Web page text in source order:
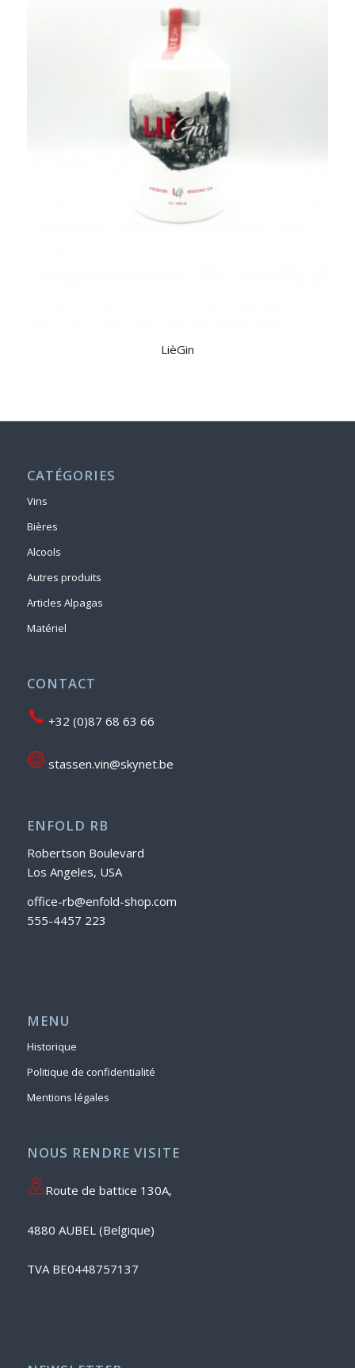
LièGin
CATÉGORIES
Vins
Bières
Alcools
Autres produits
Articles Alpagas
Matériel
CONTACT
+32 (0)87 68 63 66
stassen.vin@skynet.be
ENFOLD RB
Robertson Boulevard
Los Angeles, USA
office-rb@enfold-shop.com
555-4457 223
MENU
Historique
Politique de confidentialité
Mentions légales
NOUS RENDRE VISITE
Route de battice 130A,
4880 AUBEL (Belgique)
TVA BE0448757137